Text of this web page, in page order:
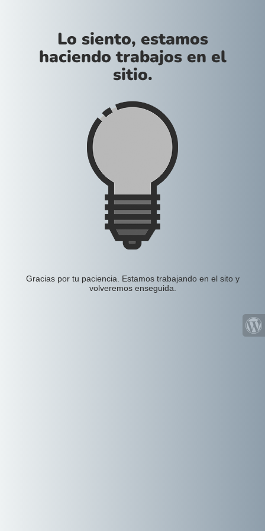
Lo siento, estamos
haciendo trabajos en el
sitio.
Gracias por tu paciencia. Estamos trabajando en el sito y
volveremos enseguida.